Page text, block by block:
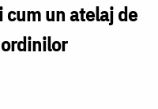
un atelaj de